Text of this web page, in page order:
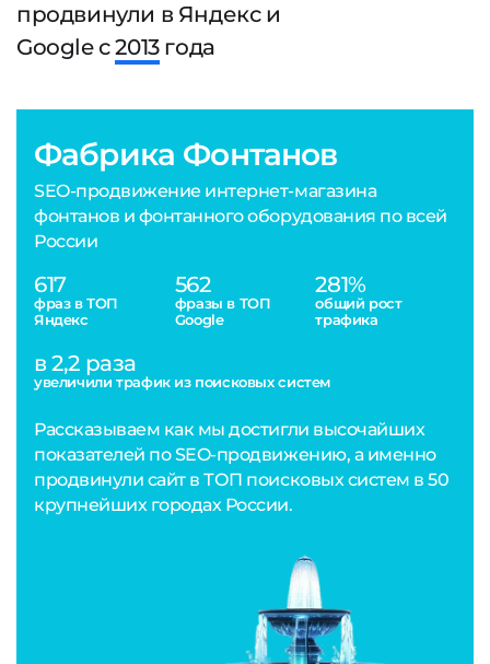
продвинули в Яндекс и
Google с2013года
Фабрика Фонтанов
SEO-продвижение интернет-магазина
фонтанов и фонтанного оборудования по всей
России
617
фраз в ТОП
Яндекс
562
фразы в ТОП
Google
281%
общий рост
трафика
в 2,2 раза
увеличили трафик из поисковых систем
Рассказываем как мы достигли высочайших
показателей по SEO-продвижению, а именно
продвинули сайт в ТОП поисковых систем в 50
крупнейших городах России.